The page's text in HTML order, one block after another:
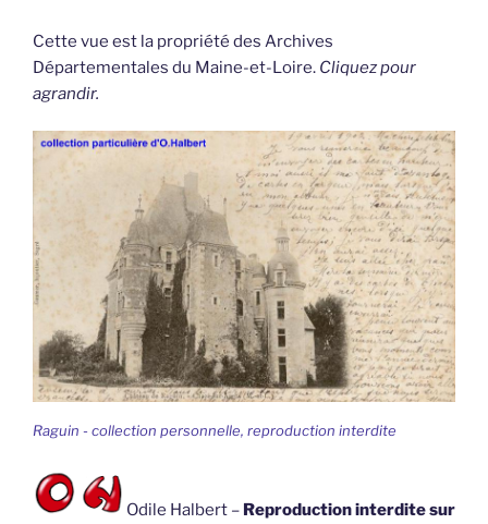
Cette vue est la propriété des Archives
Départementales du Maine-et-Loire. Cliquez pour
agrandir.
Raguin - collection personnelle, reproduction interdite
Odile Halbert – Reproduction interdite sur